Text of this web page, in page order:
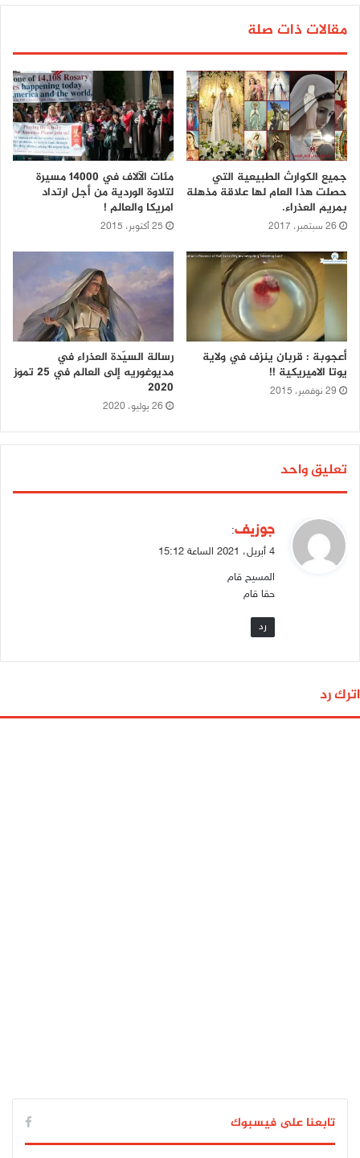
مقالات ذات صلة
جميع الكوارث الطبيعية التي
حصلت هذا العام لها علاقة مذهلة
بمريم العذراء.
26 سبتمبر، 2017
مئات الآلاف في 14000 مسيرة
لتلاوة الوردية من أجل ارتداد
امريكا والعالم !
25 أكتوبر، 2015
أعجوبة : قربان ينزف في ولاية
يوتا الاميريكية !!
29 نوفمبر، 2015
رسالة السيّدة العذراء في
مديوغوريه إلى العالم في 25 تموز
2020
26 يوليو، 2020
تعليق واحد
ي
ق
ل
جوزيف:
4 أبريل، 2021 الساعة 15:12
المسيح قام
حقا قام
رد
اترك رد
تابعنا على فيسبوك